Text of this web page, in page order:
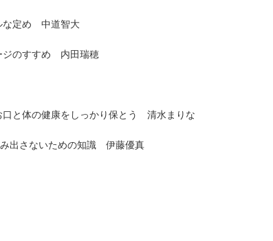
な定め 中道智大
ジのすすめ 内田瑞穂
と体の健康をしっかり保とう 清水まりな
出さないための知識 伊藤優真